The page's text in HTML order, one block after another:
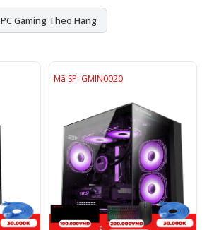
PC Gaming Theo Hãng
Mã SP: GMIN0020